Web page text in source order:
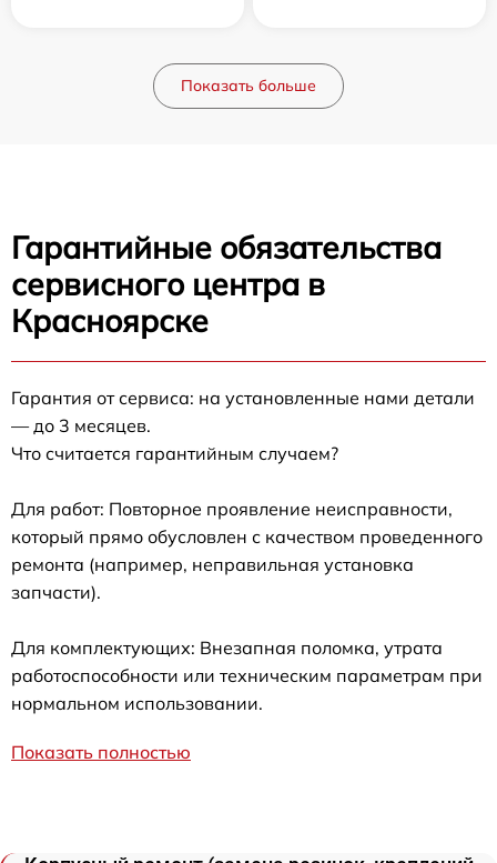
Показать больше
Гарантийные обязательства
сервисного центра в
Красноярске
Гарантия от сервиса: на установленные нами детали
— до 3 месяцев.
Что считается гарантийным случаем?
Для работ: Повторное проявление неисправности,
который прямо обусловлен с качеством проведенного
ремонта (например, неправильная установка
запчасти).
Для комплектующих: Внезапная поломка, утрата
работоспособности или техническим параметрам при
нормальном использовании.
Показать полностью